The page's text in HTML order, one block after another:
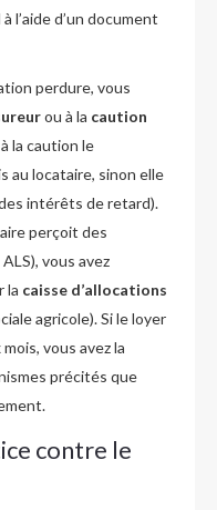
l’aide d’un document
perdure, vous
ou à la caution
la caution le
au locataire, sinon elle
intérêts de retard).
perçoit des
ALS), vous avez
la caisse d’allocations
agricole). Si le loyer
vous avez la
précités que
contre le